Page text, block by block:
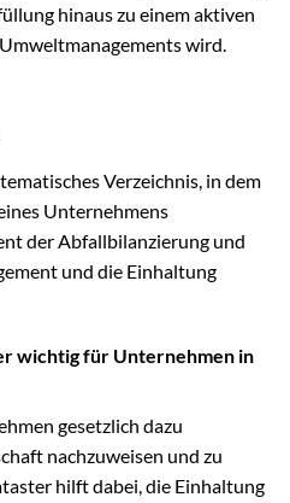
hinaus zu einem aktiven
wird.
Verzeichnis, in dem
Unternehmens
der Abfallbilanzierung und
und die Einhaltung
wichtig für Unternehmen in
gesetzlich dazu
nachzuweisen und zu
hilft dabei, die Einhaltung